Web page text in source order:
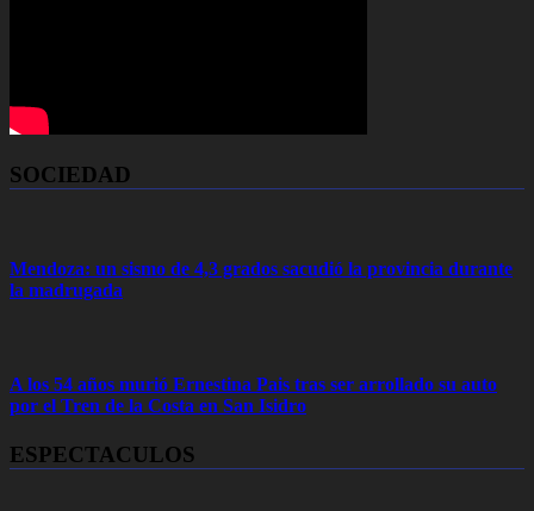
SOCIEDAD
Mendoza: un sismo de 4,3 grados sacudió la provincia durante
la madrugada
A los 54 años murió Ernestina Pais tras ser arrollado su auto
por el Tren de la Costa en San Isidro
ESPECTACULOS